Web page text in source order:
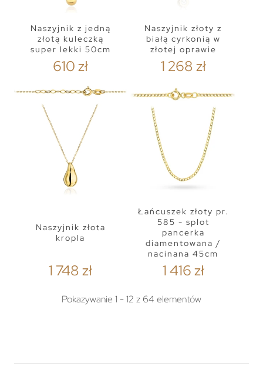
Naszyjnik z jedną
złotą kuleczką
super lekki 50cm
610 zł
Naszyjnik złoty z
białą cyrkonią w
złotej oprawie
1 268 zł
Naszyjnik złota
kropla
1 748 zł
Łańcuszek złoty pr.
585 - splot
pancerka
diamentowana /
nacinana 45cm
1 416 zł
Pokazywanie 1 - 12 z 64 elementów